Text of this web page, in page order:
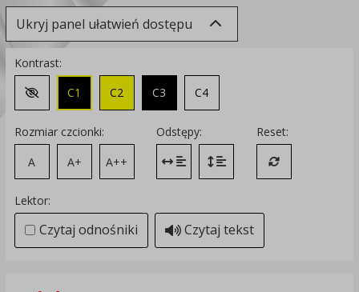
Ukryj panel ułatwień dostępu
Kontrast:
Zmień kontrast na domyślny
C1 C2 C3 C4
Rozmiar czcionki:
A
A+ A++
Odstępy:
Zmień odstęp między literami
Zmień interlinię i margines
Reset:
Przywróć
Lektor:
Czytaj odnośniki Czytaj tekst